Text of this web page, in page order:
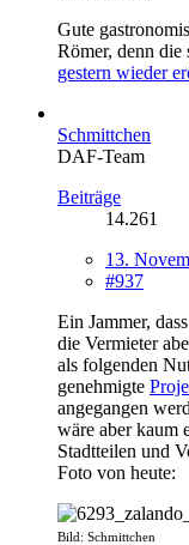
Gute
Römer, denn die
gestern wieder
Schmittchen
DAF-Team
Beiträge
14.261
13.
#937
Ein Jammer,
die Vermieter
als folgenden
genehmigte
angegangen
wäre aber kaum
Stadtteilen und
Foto von heute:
Bild: Schmittchen